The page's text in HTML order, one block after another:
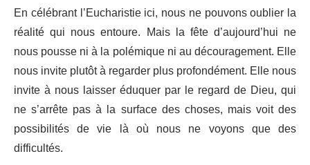
En célébrant l’Eucharistie ici, nous ne pouvons oublier la
réalité qui nous entoure. Mais la fête d’aujourd’hui ne
nous pousse ni à la polémique ni au découragement. Elle
nous invite plutôt à regarder plus profondément. Elle nous
invite à nous laisser éduquer par le regard de Dieu, qui
ne s’arrête pas à la surface des choses, mais voit des
possibilités de vie là où nous ne voyons que des
difficultés.